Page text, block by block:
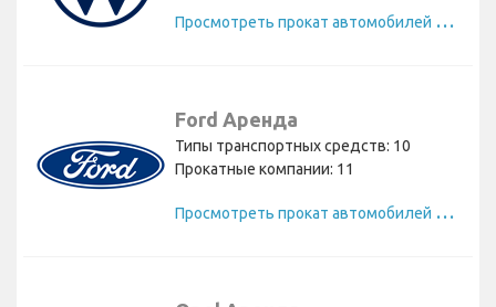
П
росмотреть прокат автомобилей Volkswagen
Ford Аренда
Типы транспортных средств: 10
Прокатные компании: 11
П
росмотреть прокат автомобилей Ford